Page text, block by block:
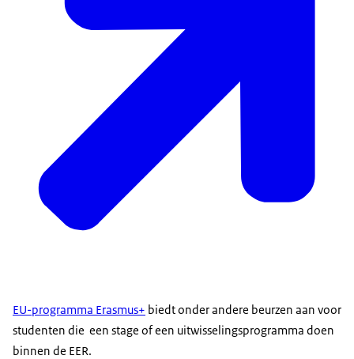
EU-programma Erasmus+ biedt onder andere beurzen aan voor
studenten die een stage of een uitwisselingsprogramma doen
binnen de EER.